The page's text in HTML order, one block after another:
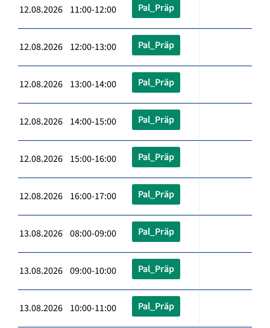
12.08.2026 11:00-12:00 Pal_Präp
12.08.2026 12:00-13:00 Pal_Präp
12.08.2026 13:00-14:00 Pal_Präp
12.08.2026 14:00-15:00 Pal_Präp
12.08.2026 15:00-16:00 Pal_Präp
12.08.2026 16:00-17:00 Pal_Präp
13.08.2026 08:00-09:00 Pal_Präp
13.08.2026 09:00-10:00 Pal_Präp
13.08.2026 10:00-11:00 Pal_Präp